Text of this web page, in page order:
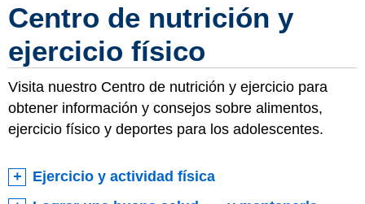
Centro de nutrición y
ejercicio físico
Visita nuestro Centro de nutrición y ejercicio para
obtener información y consejos sobre alimentos,
ejercicio físico y deportes para los adolescentes.
Ejercicio y actividad física